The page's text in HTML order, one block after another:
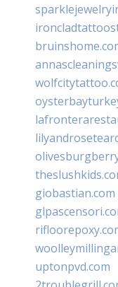
giobastian.com
uptonpvd.com